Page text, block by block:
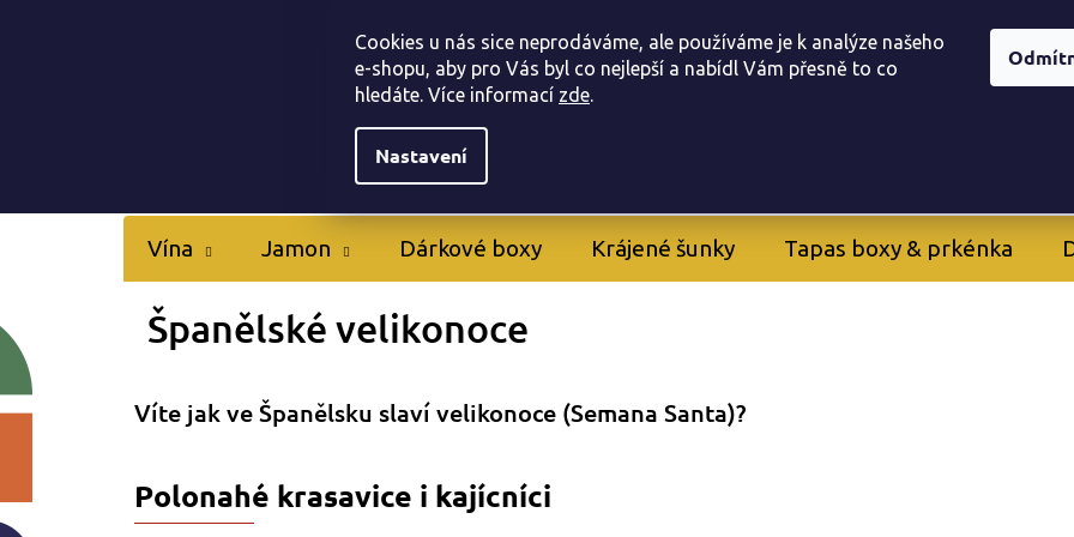
Cookies u nás sice neprodáváme, ale používáme je k analýze našeho
e-shopu, aby pro Vás byl co nejlepší a nabídl Vám přesně to co
hledáte. Více informací zde.
Nastavení
Registrace provizního
Vína Jamon Dárkové boxy Krájené šunky Tapas boxy & prkénka
Španělské velikonoce
Víte jak ve Španělsku slaví velikonoce (Semana Santa)?
Polonahé krasavice i kajícníci